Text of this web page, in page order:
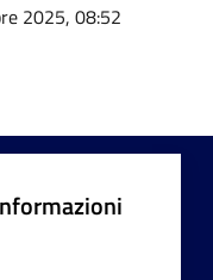
2025, 08:52